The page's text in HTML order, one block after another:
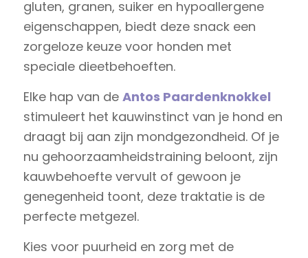
gluten, granen, suiker en hypoallergene
eigenschappen, biedt deze snack een
zorgeloze keuze voor honden met
speciale dieetbehoeften.
Elke hap van de Antos Paardenknokkel
stimuleert het kauwinstinct van je hond en
draagt bij aan zijn mondgezondheid. Of je
nu gehoorzaamheidstraining beloont, zijn
kauwbehoefte vervult of gewoon je
genegenheid toont, deze traktatie is de
perfecte metgezel.
Kies voor puurheid en zorg met de